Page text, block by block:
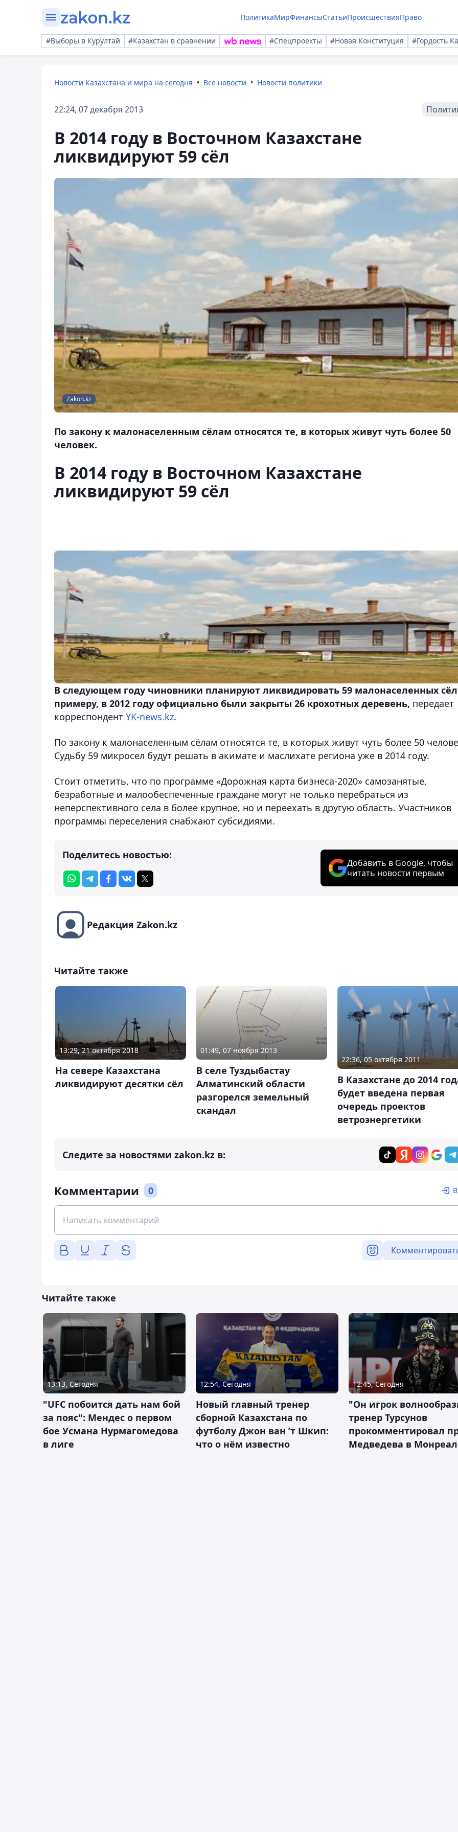
ПолитикаМирФинансыСтатьиПроисшествияПраво
#Выборы в Курултай #Казахстан в сравнении #Спецпроекты #Новая Конституция #Гордость
Новости Казахстана и мира на сегодня Все новости Новости политики
22:24, 07 декабря 2013
В 2014 году в Восточном Казахстане
ликвидируют 59 сёл
Zakon.kz
По закону к малонаселенным сёлам относятся те, в которых живут чуть более 50
человек.
В 2014 году в Восточном Казахстане
ликвидируют 59 сёл
В следующем году чиновники планируют ликвидировать 59 малонаселенных
примеру, в 2012 году официально были закрыты 26 крохотных деревень, передает
корреспондент YK-news.kz.
По закону к малонаселенным сёлам относятся те, в которых живут чуть более 50
Судьбу 59 микросел будут решать в акимате и маслихате региона уже в 2014 году.
Стоит отметить, что по программе «Дорожная карта бизнеса-2020» самозанятые,
безработные и малообеспеченные граждане могут не только перебраться из
неперспективного села в более крупное, но и переехать в другую область. Участников
программы переселения снабжают субсидиями.
Поделитесь новостью:
Добавить в Google, чтобы
читать новости первым
Редакция Zakon.kz
Читайте также
13:29, 21 октября 2018
На севере Казахстана
ликвидируют десятки сёл
01:49, 07 ноября 2013
В селе Туздыбастау
Алматинский области
разгорелся земельный
скандал
22:36, 05 октября 2011
В Казахстане до 2014
будет введена первая
очередь проектов
ветроэнергетики
Следите за новостями zakon.kz в:
Комментарии 0
Читайте также
13:13, Сегодня
"UFC побоится дать нам бой
за пояс": Мендес о первом
бое Усмана Нурмагомедова
в лиге
12:54, Сегодня
Новый главный тренер
сборной Казахстана по
футболу Джон ван ’т Шкип:
что о нём известно
12:45, Сегодня
"Он игрок
тренер Турсунов
прокомментировал
Медведева в